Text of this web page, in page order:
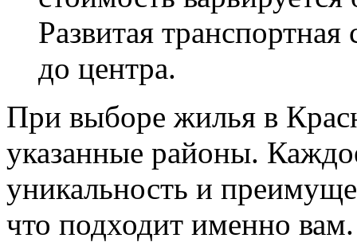
Развитая транспортная
до центра.
При выборе жилья в
указанные районы.
уникальность и
что подходит именно вам.